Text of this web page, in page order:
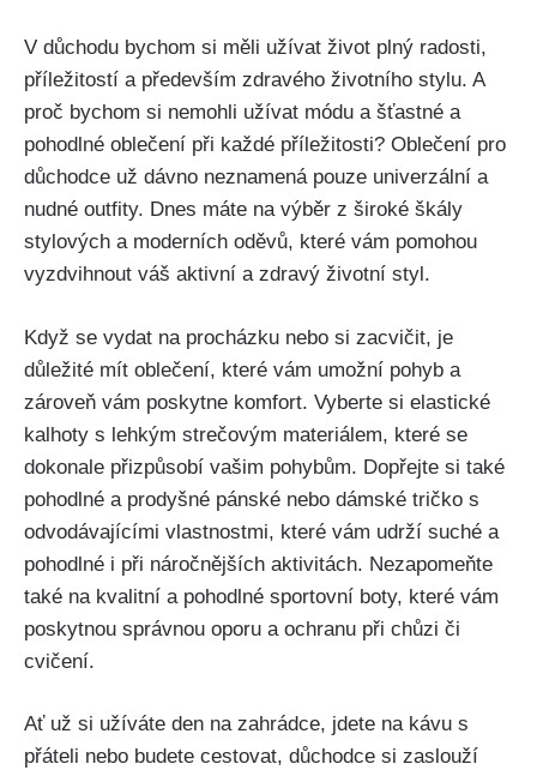
V⁣ důchodu bychom si měli užívat ⁢život plný radosti,
příležitostí‌ a‌ především zdravého životního stylu. A
proč ⁢bychom ‍si⁢ nemohli užívat módu a ⁣šťastné a
pohodlné oblečení při ‌každé příležitosti? Oblečení pro
důchodce ⁣už dávno neznamená pouze univerzální a
nudné outfity. ⁢Dnes máte na výběr⁢ z široké škály⁤
stylových a moderních ‌oděvů, které vám pomohou
vyzdvihnout váš aktivní a zdravý životní styl.
Když se vydat na procházku nebo si zacvičit, je
důležité mít oblečení,​ které ‌vám umožní pohyb a
⁢zároveň ​vám poskytne komfort. Vyberte si elastické
kalhoty s lehkým strečovým materiálem, které se
dokonale ⁢přizpůsobí‌ vašim ⁣pohybům. Dopřejte si také
pohodlné a ⁤prodyšné pánské​ nebo dámské tričko s
‍odvodávajícími vlastnostmi, které vám udrží suché a
pohodlné i při náročnějších aktivitách. Nezapomeňte
⁢také⁤ na kvalitní a pohodlné sportovní ⁢boty,⁣ které⁢ vám
poskytnou⁣ správnou‌ oporu a ochranu při chůzi či‍
cvičení.
Ať už si užíváte den​ na zahrádce, ⁢jdete na kávu s
přáteli ‍nebo budete cestovat, ​důchodce si zaslouží